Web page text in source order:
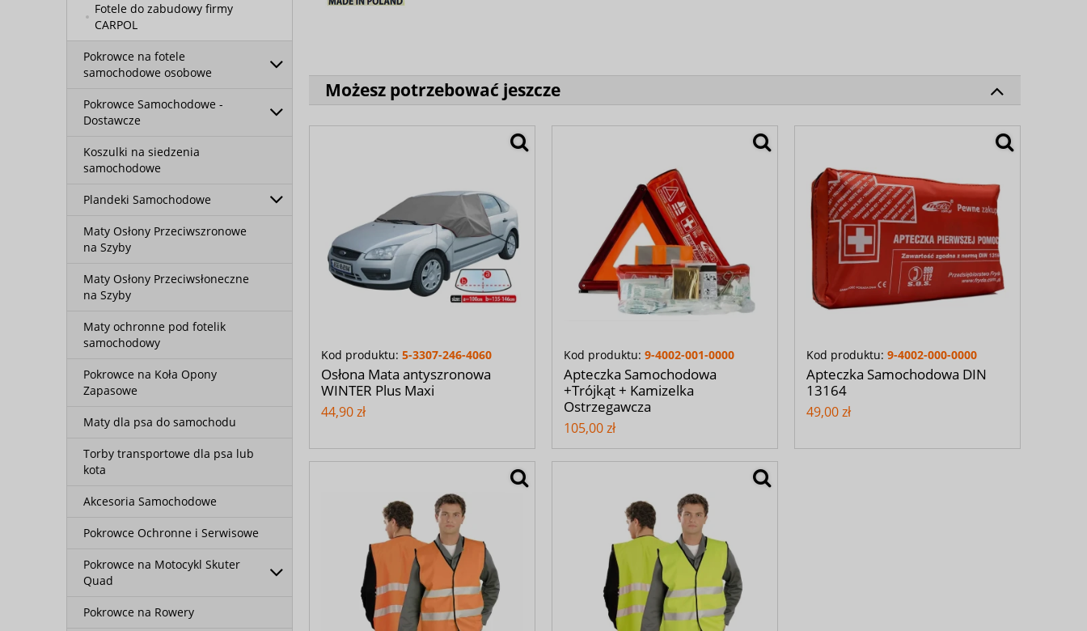
Fotele do zabudowy firmy
CARPOL
Pokrowce na fotele
samochodowe osobowe
Pokrowce Samochodowe -
Dostawcze
Koszulki na siedzenia
samochodowe
Plandeki Samochodowe
Maty Osłony Przeciwszronowe
na Szyby
Maty Osłony Przeciwsłoneczne
na Szyby
Maty ochronne pod fotelik
samochodowy
Pokrowce na Koła Opony
Zapasowe
Maty dla psa do samochodu
Torby transportowe dla psa lub
kota
Akcesoria Samochodowe
Pokrowce Ochronne i Serwisowe
Pokrowce na Motocykl Skuter
Quad
Pokrowce na Rowery
Możesz potrzebować jeszcze
Kod produktu: 5-3307-246-4060
Osłona Mata antyszronowa
WINTER Plus Maxi
44,90 zł
Kod produktu: 9-4002-001-0000
Apteczka Samochodowa
+Trójkąt + Kamizelka
Ostrzegawcza
105,00 zł
Kod produktu: 9-4002-000-0000
Apteczka Samochodowa DIN
13164
49,00 zł